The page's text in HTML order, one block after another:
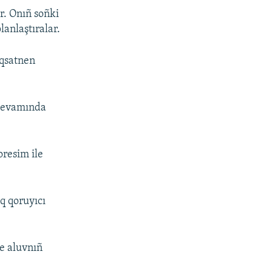
Onıñ soñki
ile
qoruyıcı
aluvnıñ